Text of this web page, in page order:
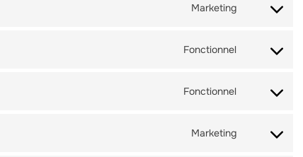
Marketing
Fonctionnel
Fonctionnel
Marketing